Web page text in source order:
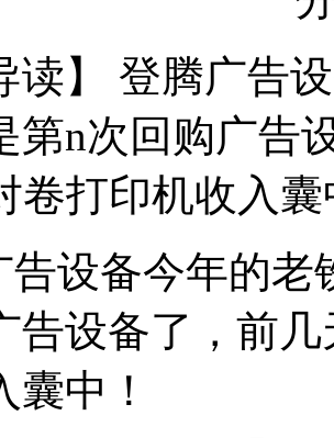
读】 登腾广告
第n次回购广告
卷打印机收入囊
告设备今年的老
告设备了，前
囊中！